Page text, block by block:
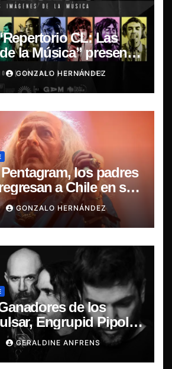
CL: Las
la Música” presenta
nuevo sonido
GONZALO HERNÁNDEZ
los padres
a Chile en su
GONZALO HERNÁNDEZ
de los
Engrupid Pipol
exclusivo.
GERALDINE ANFRENS